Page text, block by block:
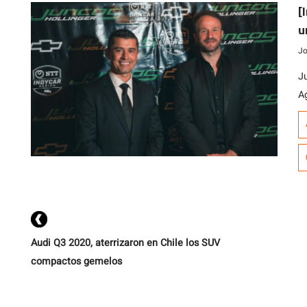
Audi Q3 2020, aterrizaron en Chile los SUV
compactos gemelos